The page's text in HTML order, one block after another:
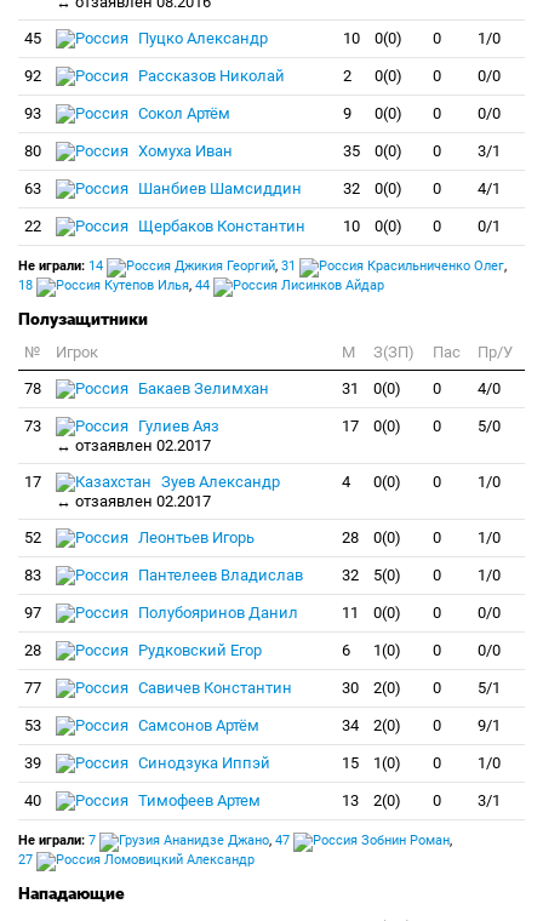
45 Пуцко Александр 10 0(0) 0 1/0
92 Рассказов Николай 2 0(0) 0 0/0
93 Сокол Артём 9 0(0) 0 0/0
80 Хомуха Иван 35 0(0) 0 3/1
63 Шанбиев Шамсиддин 32 0(0) 0 4/1
22 Щербаков Константин 10 0(0) 0 0/1
Не играли: 14 Джикия Георгий, 31 Красильниченко Олег,
18
Кутепов Илья, 44 Лисинков Айдар
Полузащитники
№ Игрок M З(ЗП) Пас
Пр/У
78
Бакаев Зелимхан 31 0(0) 0 4/0
73
Гулиев Аяз
↔ отзаявлен 02.2017
17 0(0) 0 5/0
17
Зуев Александр
↔ отзаявлен 02.2017
4 0(0) 0 1/0
52 Леонтьев Игорь 28 0(0) 0 1/0
83 Пантелеев Владислав 32 5(0) 0 1/0
97 Полубояринов Данил 11 0(0) 0 0/0
28 Рудковский Егор 6 1(0) 0 0/0
77 Савичев Константин 30 2(0) 0 5/1
53 Самсонов Артём 34 2(0) 0 9/1
39 Синодзука Иппэй 15 1(0) 0 1/0
40 Тимофеев Артем 13 2(0) 0 3/1
Не играли: 7 Ананидзе Джано, 47 Зобнин Роман,
27
Ломовицкий Александр
Нападающие